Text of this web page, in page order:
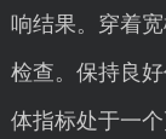
响结果。穿着
检查。保持良
体指标处于一个